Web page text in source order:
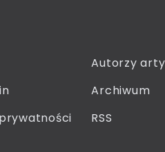
Emerytura
Dzieci
Moda
Autorzy
Archiwum
RSS